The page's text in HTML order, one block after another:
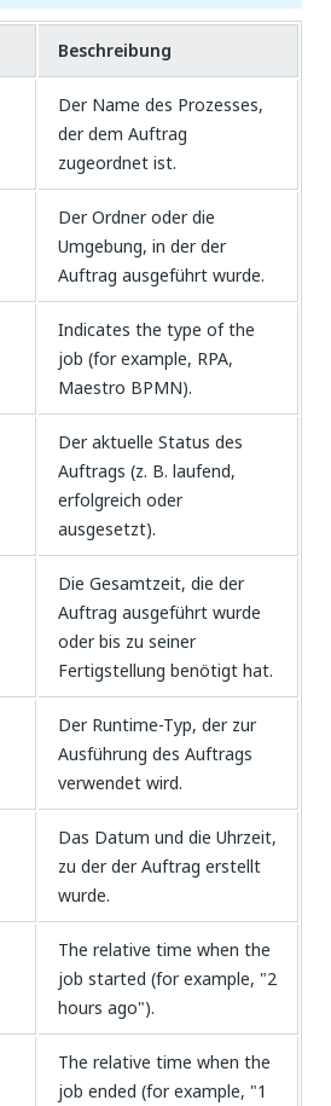
Beschreibung
Der Name des Prozesses,
der dem Auftrag
zugeordnet ist.
Der Ordner oder die
Umgebung, in der der
Auftrag ausgeführt wurde.
Indicates the type of the
job (for example, RPA,
Maestro BPMN).
Der aktuelle Status des
Auftrags (z. B. laufend,
erfolgreich oder
ausgesetzt).
Die Gesamtzeit, die der
Auftrag ausgeführt wurde
oder bis zu seiner
Fertigstellung benötigt hat.
Der Runtime-Typ, der zur
Ausführung des Auftrags
verwendet wird.
Das Datum und die Uhrzeit,
zu der der Auftrag erstellt
wurde.
The relative time when the
job started (for example, "2
hours ago").
The relative time when the
job ended (for example, "1